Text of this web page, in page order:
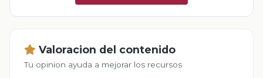
Valoracion del contenido
Tu opinion ayuda a mejorar los recursos